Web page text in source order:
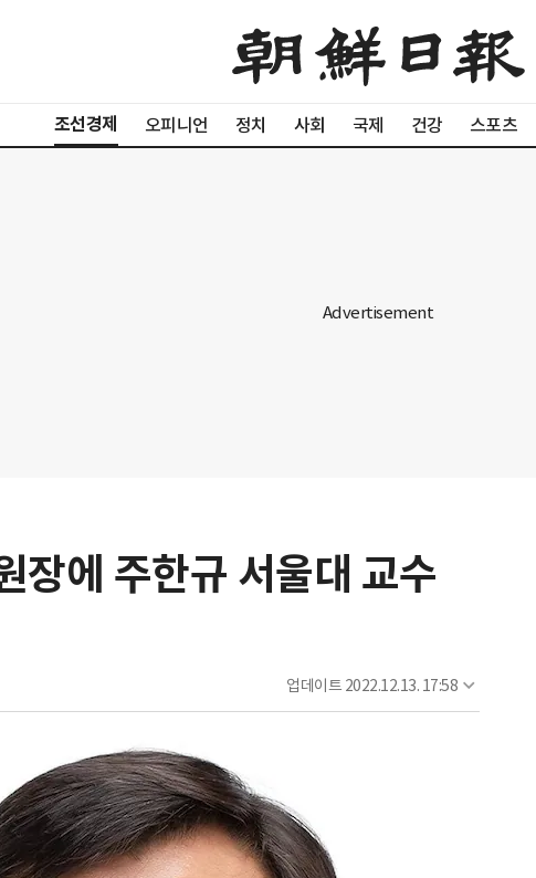
조선경제 오피니언 정치 사회 국제 건강 스포츠
장에 주한규 서울대 교수
업데이트 2022.12.13. 17:58